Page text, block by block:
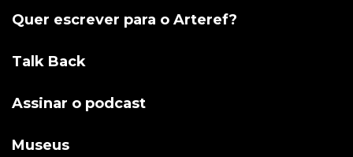
Quer escrever para o Arteref?
Talk Back
Assinar o podcast
Museus